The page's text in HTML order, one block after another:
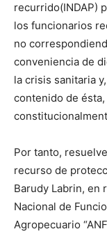
recurrido(INDAP)
los funcionarios
no
conveniencia de
la crisis sanitaria
contenido de
Por tanto,
recurso de
Barudy Labrin, en
Nacional de
Agropecuario